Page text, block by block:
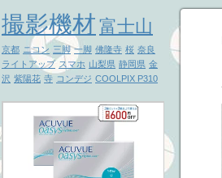
撮影機材 富士山
京都 ニコン 三脚 一脚 佛隆寺 桜 奈良
ライトアップ スマホ 山梨県 静岡県 金
沢 紫陽花 寺 コンデジ COOLPIX P310